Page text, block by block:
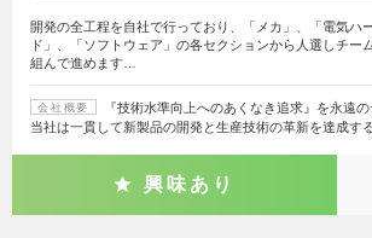
開発の全工程を自社で行っており、「メカ」、「電気ハ
ド」、「ソフトウェア」の各セクションから人選しチー
組んで進めます…
会社概要
『技術水準向上へのあくなき追求』を永遠
当社は一貫して新製品の開発と生産技術の革新を達成す
興味あり